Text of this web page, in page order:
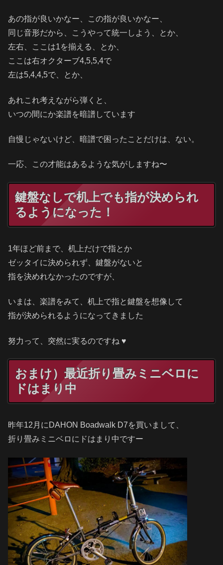
あの指が良いかなー、この指が良いかなー、
同じ音形だから、こうやって統一しよう、とか、
左右、ここは1を揃える、とか、
ここは右オクターブ4,5,5,4で
左は5,4,4,5で、とか、
あれこれ考えながら弾くと、
いつの間にか楽譜を暗譜しています
自慢じゃないけど、暗譜で困ったことだけは、ない。
一応、この才能はあるような気がしますね〜
鍵盤なしで机上でも指が決められ
るようになった！
1年ほど前まで、机上だけで指とか
ゼッタイに決められず、鍵盤がないと
指を決めれなかったのですが、
いまは、楽譜をみて、机上で指と鍵盤を想像して
指が決められるようになってきました
努力って、突然に実るのですね ♥
おまけ）最近折り畳みミニベロに
ドはまり中
昨年12月にDAHON Boadwalk D7を買いまして、
折り畳みミニベロにドはまり中ですー